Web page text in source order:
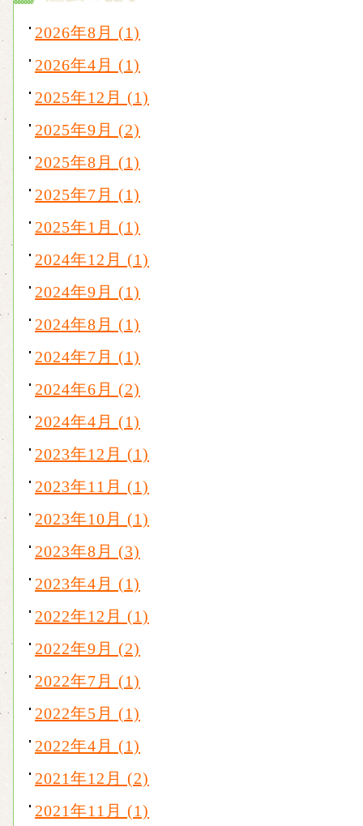
2026年8月 (1)
2026年4月 (1)
2025年12月 (1)
2025年9月 (2)
2025年8月 (1)
2025年7月 (1)
2025年1月 (1)
2024年12月 (1)
2024年9月 (1)
2024年8月 (1)
2024年7月 (1)
2024年6月 (2)
2024年4月 (1)
2023年12月 (1)
2023年11月 (1)
2023年10月 (1)
2023年8月 (3)
2023年4月 (1)
2022年12月 (1)
2022年9月 (2)
2022年7月 (1)
2022年5月 (1)
2022年4月 (1)
2021年12月 (2)
2021年11月 (1)